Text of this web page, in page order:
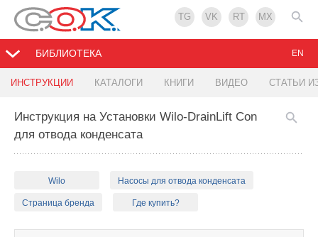
TG VK RT MX
БИБЛИОТЕКА
ИНСТРУКЦИИ КАТАЛОГИ КНИГИ ВИДЕО СТАТЬИ
EN
Инструкция на Установки Wilo-DrainLift Con
для отвода конденсата
Wilo Насосы для отвода конденсата
Страница бренда Где купить?